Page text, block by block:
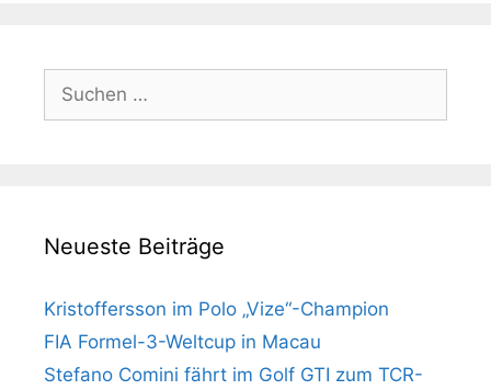
Suchen
nach:
Neueste Beiträge
Kristoffersson im Polo „Vize“-Champion
FIA Formel-3-Weltcup in Macau
Stefano Comini fährt im Golf GTI zum TCR-